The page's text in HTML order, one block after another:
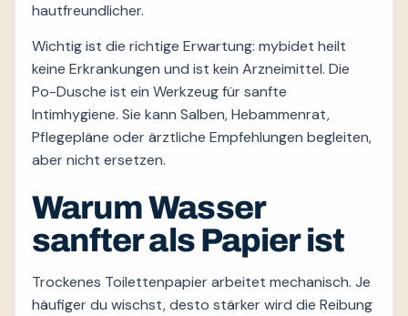
hautfreundlicher.
Wichtig ist die richtige Erwartung: mybidet heilt
keine Erkrankungen und ist kein Arzneimittel. Die
Po-Dusche ist ein Werkzeug für sanfte
Intimhygiene. Sie kann Salben, Hebammenrat,
Pflegepläne oder ärztliche Empfehlungen begleiten,
aber nicht ersetzen.
Warum Wasser
sanfter als Papier ist
Trockenes Toilettenpapier arbeitet mechanisch. Je
häufiger du wischst, desto stärker wird die Reibung